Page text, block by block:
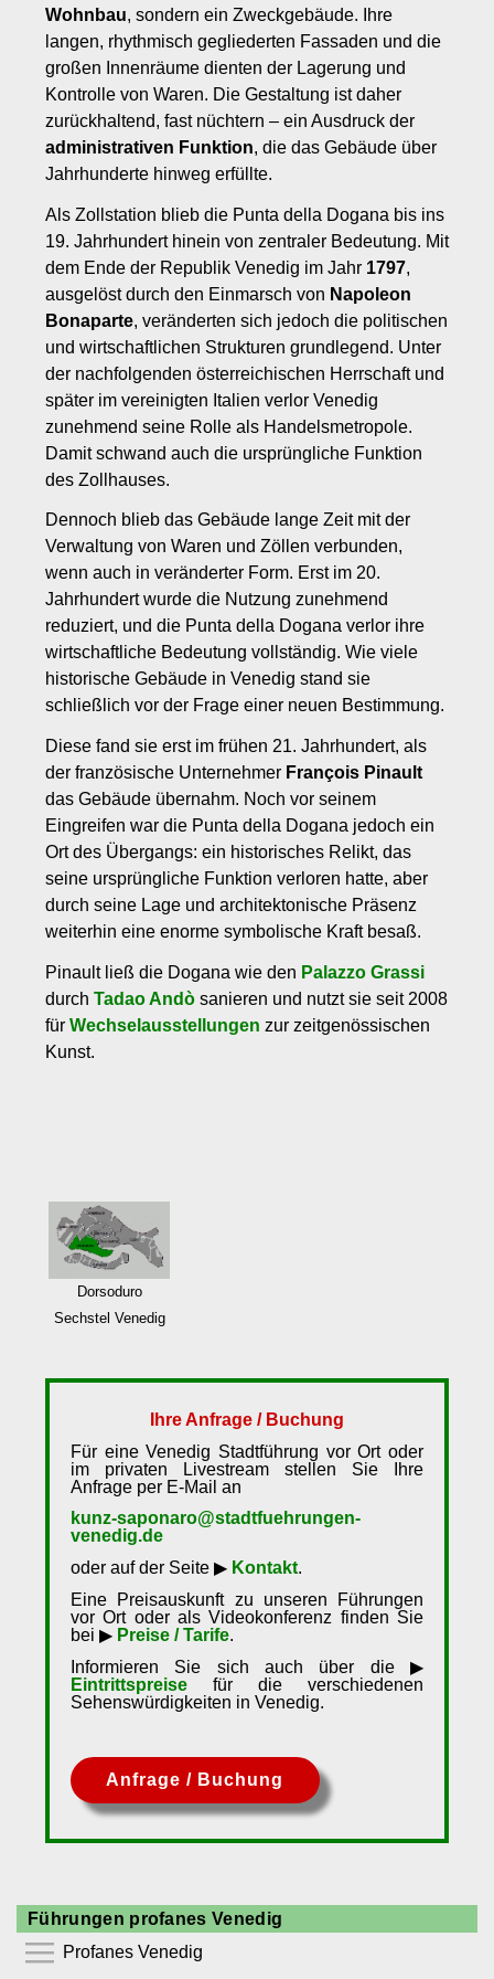
Wohnbau, sondern ein Zweckgebäude. Ihre
langen, rhythmisch gegliederten Fassaden und die
großen Innenräume dienten der Lagerung und
Kontrolle von Waren. Die Gestaltung ist daher
zurückhaltend, fast nüchtern – ein Ausdruck der
administrativen Funktion, die das Gebäude über
Jahrhunderte hinweg erfüllte.
Als Zollstation blieb die Punta della Dogana bis ins
19. Jahrhundert hinein von zentraler Bedeutung. Mit
dem Ende der Republik Venedig im Jahr 1797,
ausgelöst durch den Einmarsch von Napoleon
Bonaparte, veränderten sich jedoch die politischen
und wirtschaftlichen Strukturen grundlegend. Unter
der nachfolgenden österreichischen Herrschaft und
später im vereinigten Italien verlor Venedig
zunehmend seine Rolle als Handelsmetropole.
Damit schwand auch die ursprüngliche Funktion
des Zollhauses.
Dennoch blieb das Gebäude lange Zeit mit der
Verwaltung von Waren und Zöllen verbunden,
wenn auch in veränderter Form. Erst im 20.
Jahrhundert wurde die Nutzung zunehmend
reduziert, und die Punta della Dogana verlor ihre
wirtschaftliche Bedeutung vollständig. Wie viele
historische Gebäude in Venedig stand sie
schließlich vor der Frage einer neuen Bestimmung.
Diese fand sie erst im frühen 21. Jahrhundert, als
der französische Unternehmer François Pinault
das Gebäude übernahm. Noch vor seinem
Eingreifen war die Punta della Dogana jedoch ein
Ort des Übergangs: ein historisches Relikt, das
seine ursprüngliche Funktion verloren hatte, aber
durch seine Lage und architektonische Präsenz
weiterhin eine enorme symbolische Kraft besaß.
Pinault ließ die Dogana wie den Palazzo Grassi
durch Tadao Andò sanieren und nutzt sie seit 2008
für Wechselausstellungen zur zeitgenössischen
Kunst.
Dorsoduro
Sechstel Venedig
Ihre Anfrage / Buchung
Für eine Venedig Stadtführung vor Ort oder
im privaten Livestream stellen Sie Ihre
Anfrage per E-Mail an
kunz-saponaro@stadtfuehrungen-
venedig.de
oder auf der Seite ▶ Kontakt.
Eine Preisauskunft zu unseren Führungen
vor Ort oder als Videokonferenz finden Sie
bei ▶ Preise / Tarife.
Informieren Sie sich auch über die ▶
Eintrittspreisefür die verschiedenen
Sehenswürdigkeiten in Venedig.
Anfrage / Buchung
Führungen profanes Venedig
Profanes Venedig